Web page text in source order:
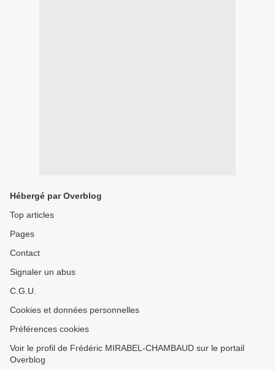
Hébergé par Overblog
Top articles
Pages
Contact
Signaler un abus
C.G.U.
Cookies et données personnelles
Préférences cookies
Voir le profil de Frédéric MIRABEL-CHAMBAUD sur le portail
Overblog